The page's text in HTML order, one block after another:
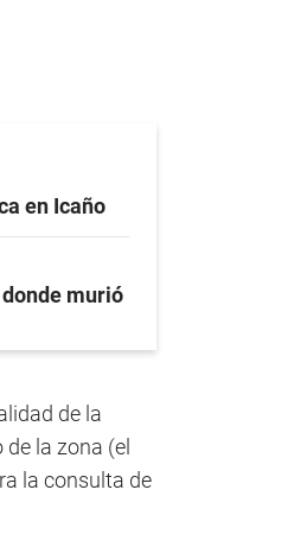
en Icaño
murió
de la
la zona (el
la consulta de